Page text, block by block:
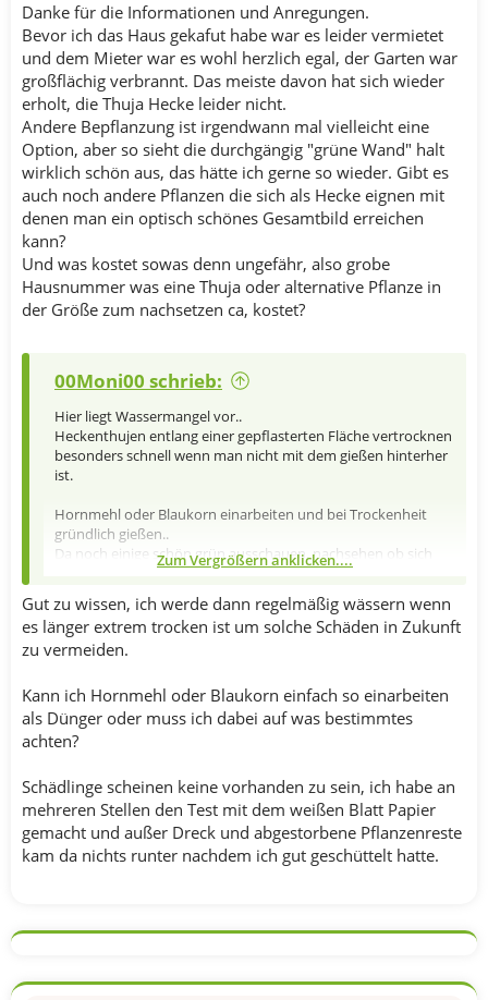
einer anderen Heckenbepflanzung wohl besser.
Danke für die Informationen und Anregungen.
Bevor ich das Haus gekafut habe war es leider vermietet
und dem Mieter war es wohl herzlich egal, der Garten war
großflächig verbrannt. Das meiste davon hat sich wieder
erholt, die Thuja Hecke leider nicht.
Andere Bepflanzung ist irgendwann mal vielleicht eine
Option, aber so sieht die durchgängig "grüne Wand" halt
wirklich schön aus, das hätte ich gerne so wieder. Gibt es
auch noch andere Pflanzen die sich als Hecke eignen mit
denen man ein optisch schönes Gesamtbild erreichen
kann?
Und was kostet sowas denn ungefähr, also grobe
Hausnummer was eine Thuja oder alternative Pflanze in
der Größe zum nachsetzen ca, kostet?
00Moni00 schrieb:
Hier liegt Wassermangel vor..
Heckenthujen entlang einer gepflasterten Fläche vertrocknen
besonders schnell wenn man nicht mit dem gießen hinterher
ist.
Hornmehl oder Blaukorn einarbeiten und bei Trockenheit
gründlich gießen..
Da noch einige schön grün ausschauen, nachsehen ob sich
eventuell Schädlinge an den Pflanzen befinden, ein weißes
Zum Vergrößern anklicken....
Gut zu wissen, ich werde dann regelmäßig wässern wenn
es länger extrem trocken ist um solche Schäden in Zukunft
zu vermeiden.
Kann ich Hornmehl oder Blaukorn einfach so einarbeiten
als Dünger oder muss ich dabei auf was bestimmtes
achten?
Schädlinge scheinen keine vorhanden zu sein, ich habe an
mehreren Stellen den Test mit dem weißen Blatt Papier
gemacht und außer Dreck und abgestorbene Pflanzenreste
kam da nichts runter nachdem ich gut geschüttelt hatte.